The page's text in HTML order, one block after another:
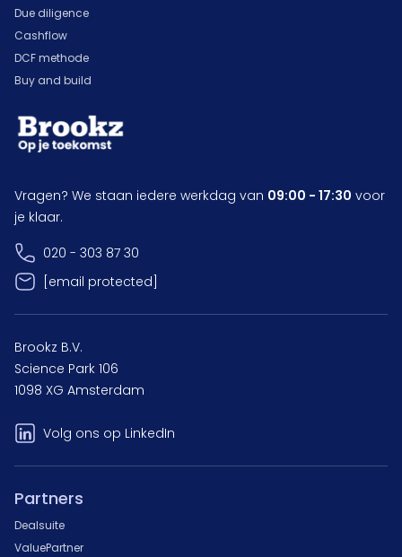
Due diligence
Cashflow
DCF methode
Buy and build
Vragen? We staan iedere werkdag van 09:00 - 17:30 voor
je klaar.
020 - 303 87 30
[email protected]
Brookz B.V.
Science Park 106
1098 XG Amsterdam
Volg ons op LinkedIn
Partners
Dealsuite
ValuePartner